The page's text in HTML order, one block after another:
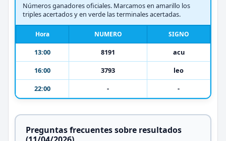
Números ganadores oficiales. Marcamos en amarillo los
triples acertados y en verde las terminales acertadas.
Hora NUMERO SIGNO
13:00 8191
acu
16:00
3793
leo
22:00
- -
Preguntas frecuentes sobre resultados